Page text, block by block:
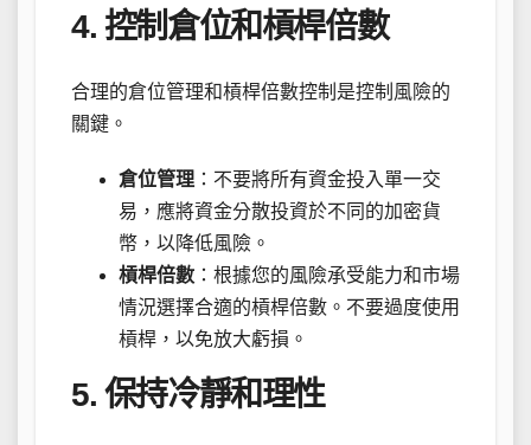
4. 控制倉位和槓桿倍數
合理的倉位管理和槓桿倍數控制是控制風險的
關鍵。
倉位管理 ：不要將所有資金投入單一交
易，應將資金分散投資於不同的加密貨
幣，以降低風險。
槓桿倍數 ：根據您的風險承受能力和市場
情況選擇合適的槓桿倍數。不要過度使用
槓桿，以免放大虧損。
5. 保持冷靜和理性